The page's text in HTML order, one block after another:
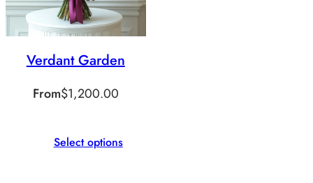
Verdant Garden
From$1,200.00
Select options